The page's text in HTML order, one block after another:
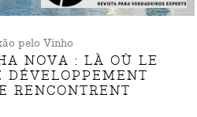
pelo Vinho
NOVA : LÀ OÙ LE
RENCONTRENT